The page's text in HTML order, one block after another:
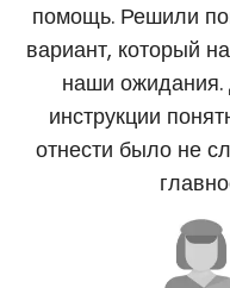
помощь. Решили
вариант, который
наши ожидания.
инструкции
отнести было не